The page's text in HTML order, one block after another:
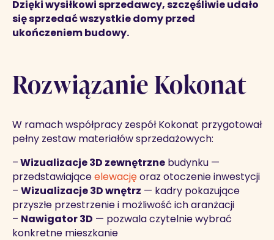
Dzięki wysiłkowi sprzedawcy, szczęśliwie udało
się sprzedać wszystkie domy przed
ukończeniem budowy.
Rozwiązanie Kokonat
W ramach współpracy zespół Kokonat przygotował
pełny zestaw materiałów sprzedażowych:
– Wizualizacje 3D zewnętrzne budynku —
przedstawiające elewację oraz otoczenie inwestycji
– Wizualizacje 3D wnętrz — kadry pokazujące
przyszłe przestrzenie i możliwość ich aranżacji
– Nawigator 3D — pozwala czytelnie wybrać
konkretne mieszkanie